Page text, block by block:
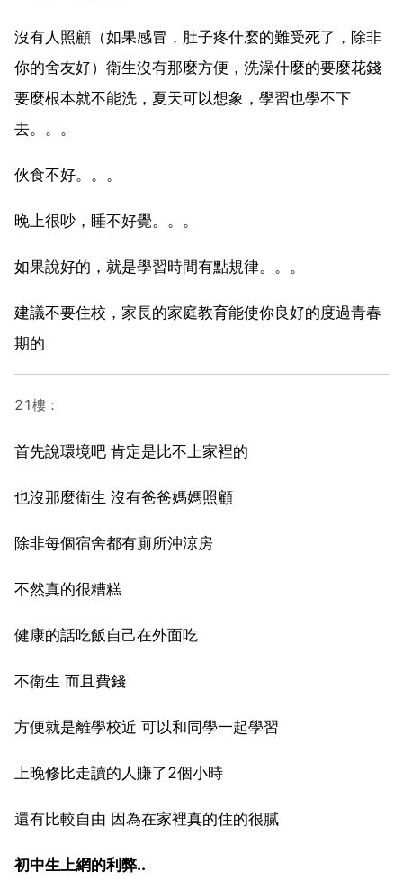
沒有人照顧（如果感冒，肚子疼什麼的難受死了，除非
你的舍友好）衛生沒有那麼方便，洗澡什麼的要麼花錢
要麼根本就不能洗，夏天可以想象，學習也學不下
去。。。
伙食不好。。。
晚上很吵，睡不好覺。。。
如果說好的，就是學習時間有點規律。。。
建議不要住校，家長的家庭教育能使你良好的度過青春
期的
21樓：
首先說環境吧 肯定是比不上家裡的
也沒那麼衛生 沒有爸爸媽媽照顧
除非每個宿舍都有廁所沖涼房
不然真的很糟糕
健康的話吃飯自己在外面吃
不衛生 而且費錢
方便就是離學校近 可以和同學一起學習
上晚修比走讀的人賺了2個小時
還有比較自由 因為在家裡真的住的很膩
初中生上網的利弊..